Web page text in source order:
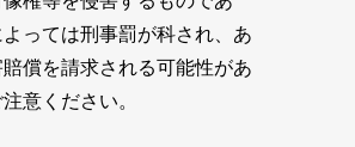
よっては刑事罰が科され、あ
償を請求される可能性があ
意ください。